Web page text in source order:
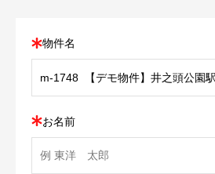
物件名
お名前